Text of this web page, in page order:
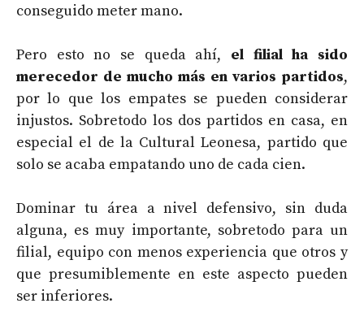
conseguido meter mano.
Pero esto no se queda ahí, el filial ha sido
merecedor de mucho más en varios partidos,
por lo que los empates se pueden considerar
injustos. Sobretodo los dos partidos en casa, en
especial el de la Cultural Leonesa, partido que
solo se acaba empatando uno de cada cien.
Dominar tu área a nivel defensivo, sin duda
alguna, es muy importante, sobretodo para un
filial, equipo con menos experiencia que otros y
que presumiblemente en este aspecto pueden
ser inferiores.